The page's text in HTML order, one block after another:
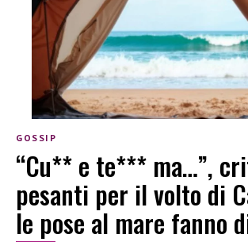
GOSSIP
“Cu** e te*** ma…”,
pesanti per il volto di
le pose al mare fanno